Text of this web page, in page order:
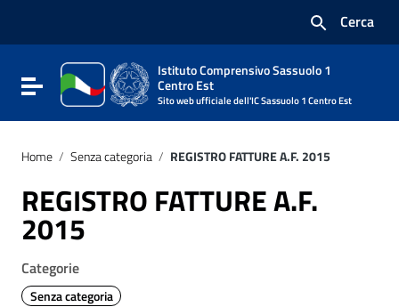
Vai al footer
Cerca
Attiva / disattiva la navigazione
Istituto Comprensivo Sassuolo 1
Centro Est
Sito web ufficiale dell'IC Sassuolo 1 Centro Est
Home / Senza categoria / REGISTRO FATTURE A.F. 2015
REGISTRO FATTURE A.F.
2015
Categorie
Senza categoria